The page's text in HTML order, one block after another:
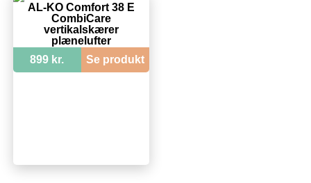
AL-KO Comfort 38 E
CombiCare
vertikalskærer
plænelufter
899 kr.
Se produkt